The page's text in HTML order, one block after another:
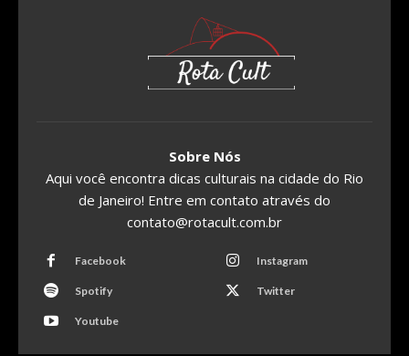
Sobre Nós
Aqui você encontra dicas culturais na cidade do Rio
de Janeiro! Entre em contato através do
contato@rotacult.com.br
Facebook Instagram
Spotify Twitter
Youtube